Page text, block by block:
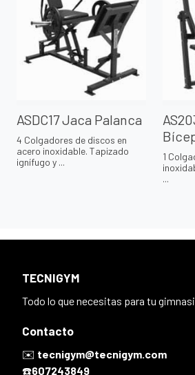
ASDC17 Jaca Palanca
4 Colgadores de discos en
acero inoxidable. Tapizado
ignífugo y ...
1
...
TECNIGYM
Todo lo que necesitas para tu
Contacto
✉️ tecnigym@tecnigym.com
☎️607243849